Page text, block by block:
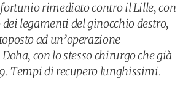
rimediato contro il Lille, con
legamenti del ginocchio destro,
ad un’operazione
con lo stesso chirurgo che già
Tempi di recupero lunghissimi.